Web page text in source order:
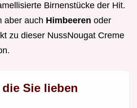
Birnenstücke der Hit.
aber auch Himbeeren oder
zu dieser NussNougat Creme
die Sie lieben